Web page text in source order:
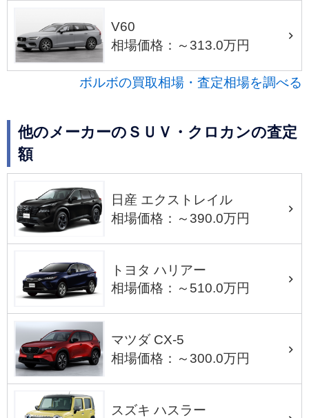
V60
相場価格：～313.0万円
ボルボの買取相場・査定相場を調べる
他のメーカーのＳＵＶ・クロカンの査定
額
日産 エクストレイル
相場価格：～390.0万円
トヨタ ハリアー
相場価格：～510.0万円
マツダ CX-5
相場価格：～300.0万円
スズキ ハスラー